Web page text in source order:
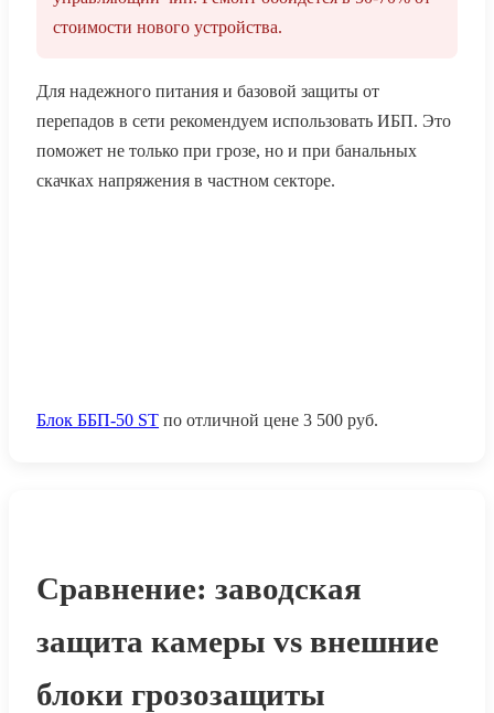
стоимости нового устройства.
Для надежного питания и базовой защиты от
перепадов в сети рекомендуем использовать ИБП. Это
поможет не только при грозе, но и при банальных
скачках напряжения в частном секторе.
Блок ББП-50 ST по отличной цене 3 500 руб.
Сравнение: заводская
защита камеры vs внешние
блоки грозозащиты